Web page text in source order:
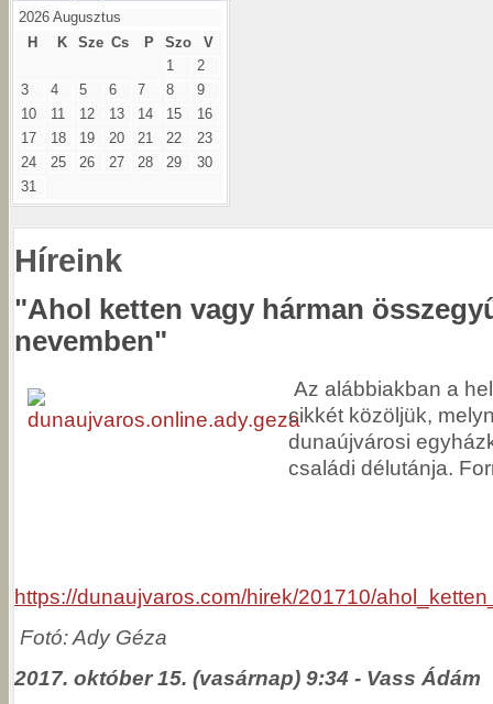
2026 Augusztus
H
K Sze Cs P Szo
V
1
2
3
4 5 6 7 8
9
10
11 12 13 14 15
16
17
18 19 20 21 22
23
24
25 26 27 28 29
30
31
Híreink
"Ahol ketten vagy hárman
nevemben"
Az alábbiakban a
cikkét közöljük,
dunaújvárosi
családi délutánja.
https://dunaujvaros.com/hirek/201710/
Fotó: Ady Géza
2017. október 15. (vasárnap) 9:34 - Vass Ádám